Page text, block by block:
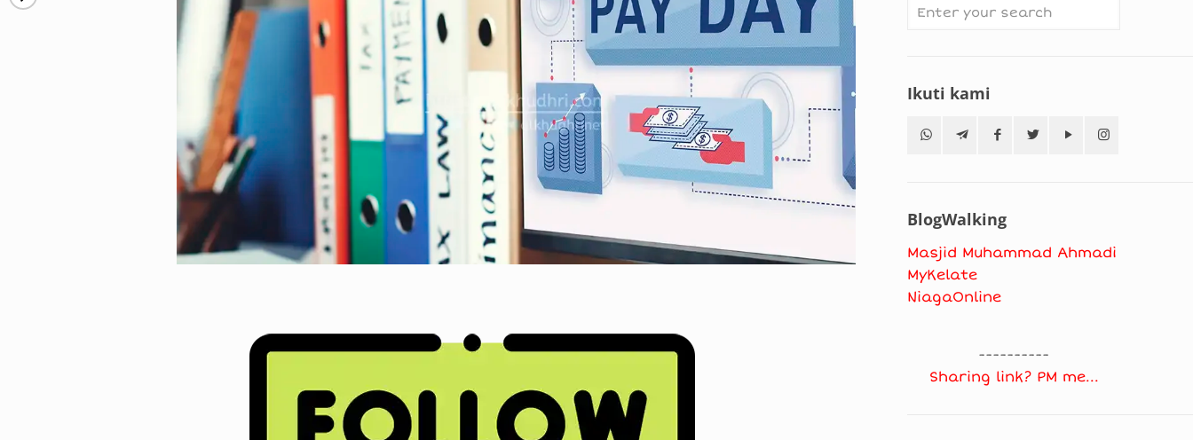
Ikuti kami
BlogWalking
Masjid Muhammad Ahmadi
MyKelate
NiagaOnline
----------
Sharing link? PM me...